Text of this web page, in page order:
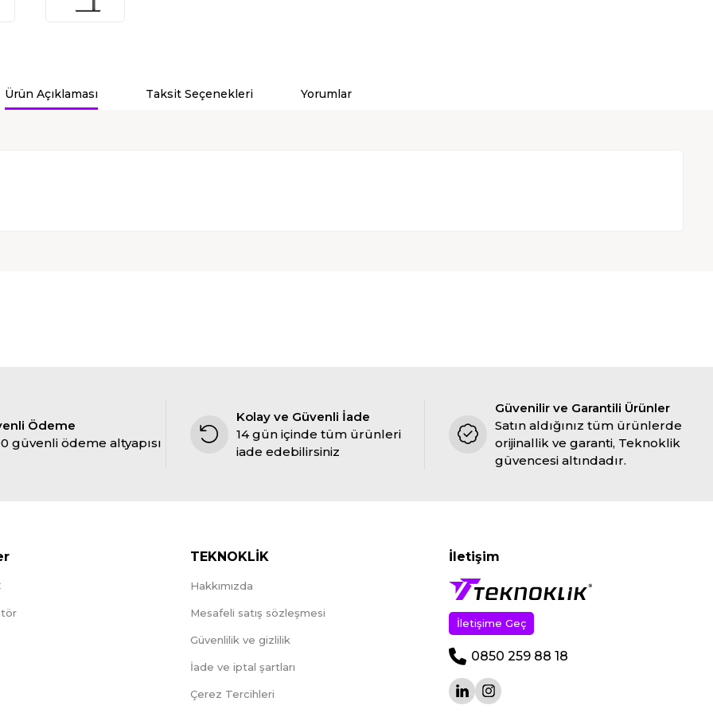
Ürün Açıklaması Taksit Seçenekleri Yorumlar
Ödeme
güvenli ödeme altyapısı
Kolay ve Güvenli İade
14 gün içinde tüm ürünleri
iade edebilirsiniz
Güvenilir ve Garantili Ürünler
Satın aldığınız tüm ürünlerde
orijinallik ve garanti, Teknoklik
güvencesi altındadır.
TEKNOKLİK
Hakkımızda
Mesafeli satış sözleşmesi
Güvenlilik ve gizlilik
İade ve iptal şartları
Çerez Tercihleri
İletişim
İletişime Geç
0850 259 88 18